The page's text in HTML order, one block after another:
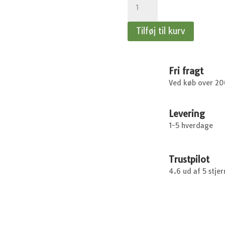
Solsikke,
Sunspot,
Tilføj til kurv
Fri fragt
Ved køb over
Levering
1-5 hverdage
Trustpilot
4.6 ud af 5